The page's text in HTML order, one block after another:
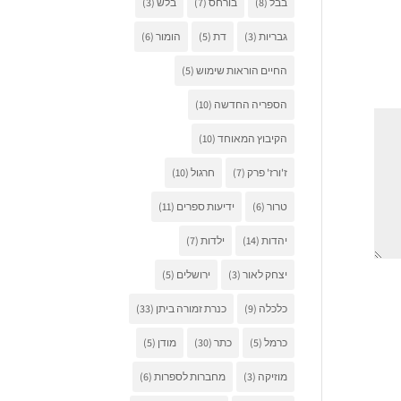
גבריות (3) דת (5) הומור (6)
החיים הוראות שימוש (5)
הספריה החדשה (10)
הקיבוץ המאוחד (10)
ז'ורז' פרק (7) חרגול (10)
טרור (6) ידיעות ספרים (11)
יהדות (14) ילדות (7)
יצחק לאור (3) ירושלים (5)
כלכלה (9) כנרת זמורה ביתן (33)
כרמל (5) כתר (30) מודן (5)
מוזיקה (3) מחברות לספרות (6)